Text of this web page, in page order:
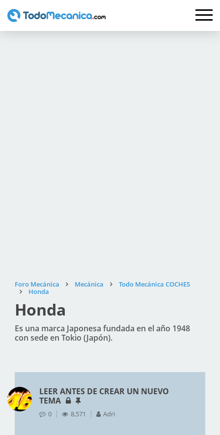
Foro Mecánica Mecánica
Todo Mecánica COCHES
Honda
Honda
Es una marca Japonesa fundada en el año 1948
con sede en Tokio (Japón).
LEER ANTES DE CREAR UN NUEVO
TEMA
0 8,571 Adri